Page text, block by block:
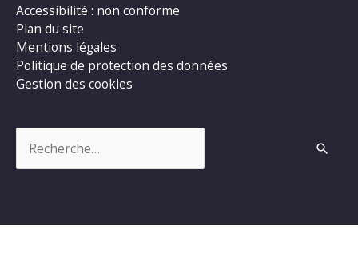
Accessibilité : non conforme
Plan du site
Mentions légales
Politique de protection des données
Gestion des cookies